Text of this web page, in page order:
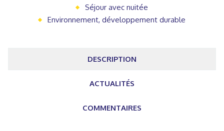
Séjour avec nuitée
Environnement, développement durable
DESCRIPTION
ACTUALITÉS
COMMENTAIRES